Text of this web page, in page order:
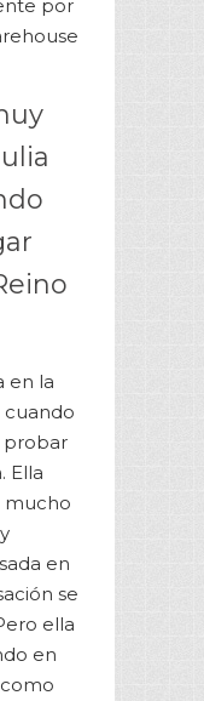
por
en la
probar
Ella
mucho
en
se
ella
en